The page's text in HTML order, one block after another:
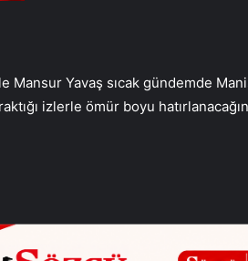
Mansur Yavaş sıcak gündemde
izlerle ömür boyu